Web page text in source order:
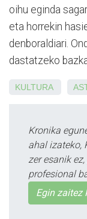
oihu eginda
eta horrekin
denboraldiari.
dastatzeko
KULTURA
Kronika
ahal izateko,
zer esanik
profesional
Egin zaitez